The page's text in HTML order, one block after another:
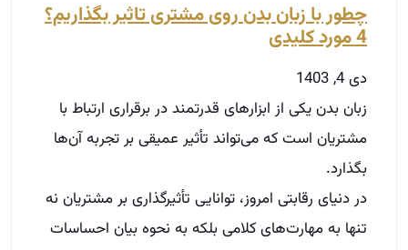
چطور با زبان بدن روی مشتری تاثیر بگذاریم؟
4 مورد کلیدی
دی 4, 1403
زبان بدن یکی از ابزارهای قدرتمند در برقراری ارتباط با
مشتریان است که می‌تواند تأثیر عمیقی بر تجربه آن‌ها
بگذارد.
در دنیای رقابتی امروز، توانایی تأثیرگذاری بر مشتریان نه
تنها به مهارت‌های کلامی بلکه به نحوه بیان احساسات